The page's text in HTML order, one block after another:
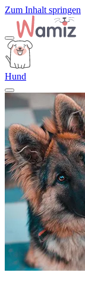
Zum Inhalt springen
Hund